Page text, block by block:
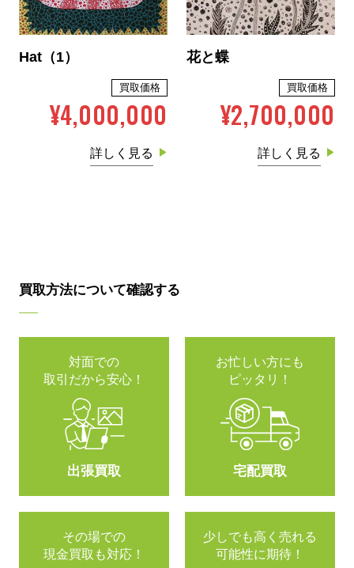
Hat（1）
買取価格
¥4,000,000
詳しく見る
花と蝶
買取価格
¥2,700,000
詳しく見る
買取方法について確認する
対面での
取引だから安心！
出張買取
お忙しい方にも
ピッタリ！
宅配買取
その場での
現金買取も対応！
少しでも高く売れる
可能性に期待！